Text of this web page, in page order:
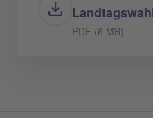
PDF (6 MB)